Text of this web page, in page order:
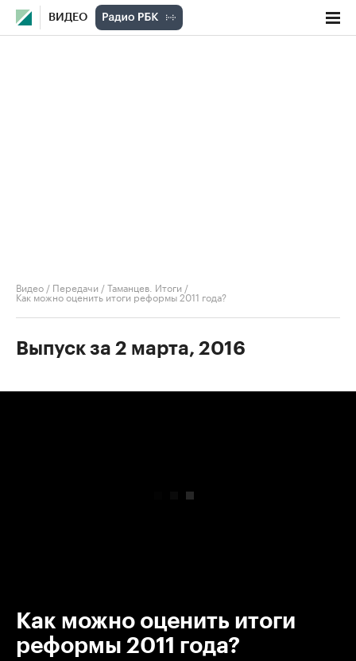
ВИДЕО
Видео / Передачи /Таманцев. Итоги /
Как можно оценить итоги реформы 2011 года?
Выпуск за 2 марта, 2016
Как можно оценить итоги
реформы 2011 года?